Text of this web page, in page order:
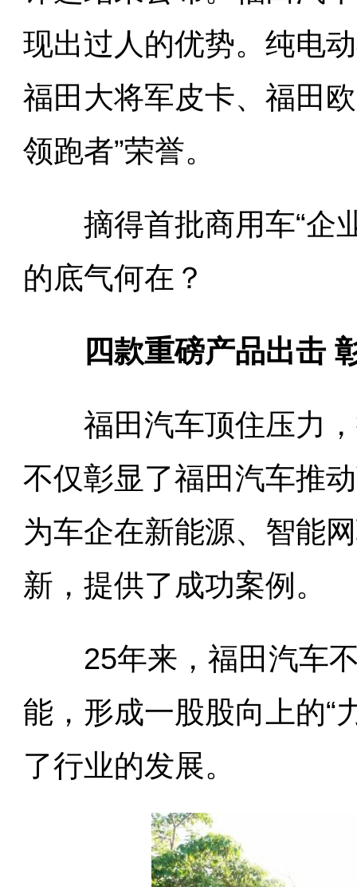
现出过人的优势。纯电
福田大将军皮卡、福田
领跑者”荣誉。
摘得首批商用车“企业
的底气何在？
四款重磅产品出击
福田汽车顶住压力，
不仅彰显了福田汽车推
为车企在新能源、智能
新，提供了成功案例。
25年来，福田汽车不
能，形成一股股向上的“
了行业的发展。